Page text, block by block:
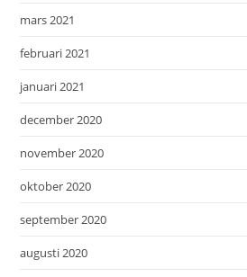
mars 2021
februari 2021
januari 2021
december 2020
november 2020
oktober 2020
september 2020
augusti 2020